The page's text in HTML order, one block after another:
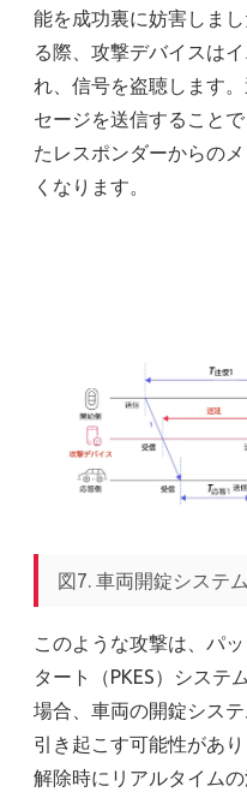
能を成功裏に妨害しま
る際、攻撃デバイスは
れ、信号を盗聴します
セージを送信すること
たレスポンダーからの
くなります。
図7. 車両開錠システ
このような攻撃は、パ
タート（PKES）システ
場合、車両の開錠シス
引き起こす可能性があ
解除時にリアルタイム